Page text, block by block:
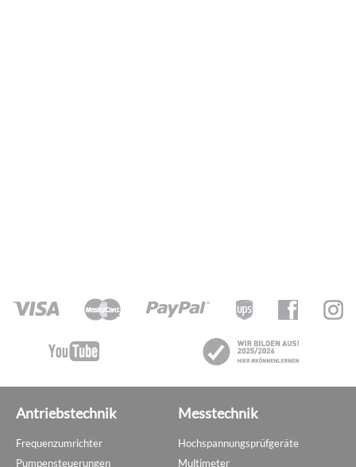
Antriebstechnik
Frequenzumrichter
Pumpensteuerungen
Messtechnik
Hochspannungsprüfgeräte
Multimeter